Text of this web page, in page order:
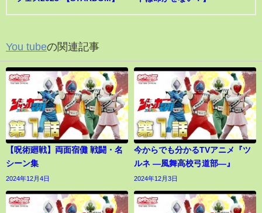
You tubeの関連記事
【呪術廻戦】両面宿儺 戦闘・名
シーン集
2024年12月4日
今からでも分かるTVアニメ『ツ
ルネ ―風舞高校弓道部―』
2024年12月3日